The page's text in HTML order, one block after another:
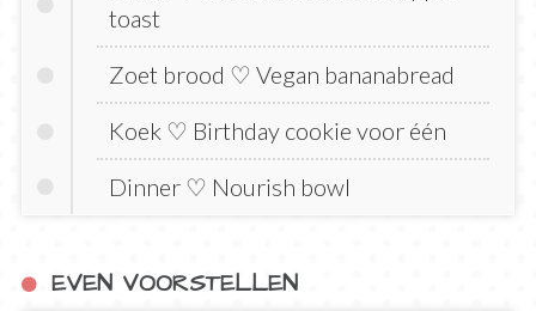
toast
Zoet brood ♡ Vegan bananabread
Koek ♡ Birthday cookie voor één
Dinner ♡ Nourish bowl
EVEN VOORSTELLEN